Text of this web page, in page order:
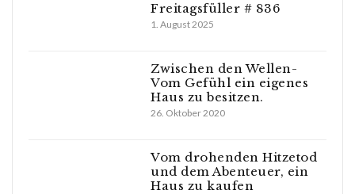
Freitagsfüller # 836
1. August 2025
Zwischen den Wellen-
Vom Gefühl ein eigenes
Haus zu besitzen.
26. Oktober 2020
Vom drohenden Hitzetod
und dem Abenteuer, ein
Haus zu kaufen